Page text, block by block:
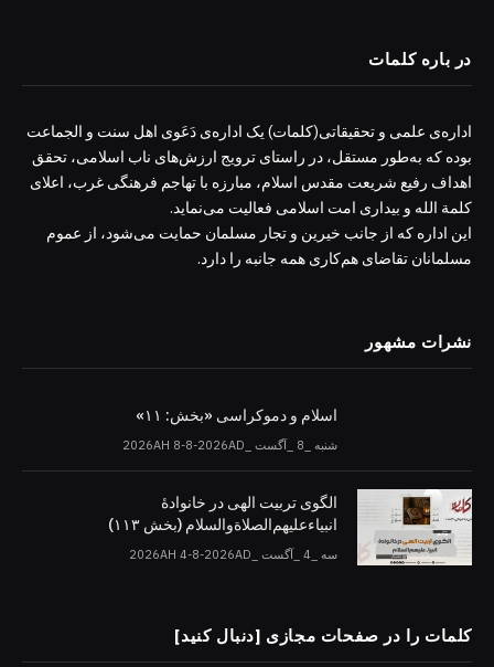
در باره کلمات
اداره‌ی علمی و تحقیقاتی(کلمات) یک اداره‌ی دَعَوی اهل سنت و الجماعت
بوده که به‌طور مستقل، در راستای ترویج ارزش‌های ناب اسلامی، تحقق
اهداف رفیع شریعت مقدس اسلام، مبارزه با تهاجم فرهنگی غرب، اعلای
کلمة الله و بیداری امت اسلامی فعالیت می‌نماید.
این اداره که از جانب خیرین و تجار مسلمان حمایت می‌شود، از عموم
مسلمانان تقاضای هم‌کاری همه جانبه را دارد.
نشرات مشهور
اسلام و دموکراسی «بخش: ۱۱»
شنبه _8 _آگست _2026AH 8-8-2026AD
الگوی تربیت الهی در خانوادۀ
انبیاءعلیهم‌الصلاةو‌السلام (بخش ۱۱۳)
سه _4 _آگست _2026AH 4-8-2026AD
کلمات را در صفحات مجازی [دنبال کنید]